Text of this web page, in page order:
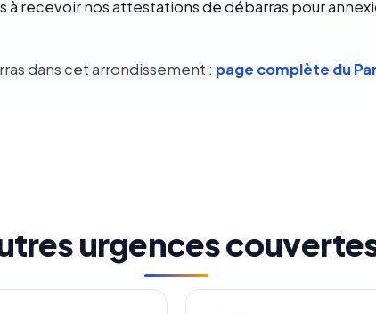
à recevoir nos attestations de débarras pour
dans cet arrondissement : page complète du
urgences